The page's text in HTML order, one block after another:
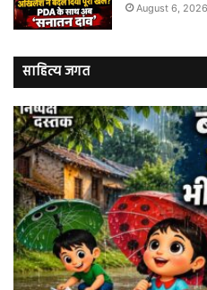
August 6, 2026
साहित्य जगत